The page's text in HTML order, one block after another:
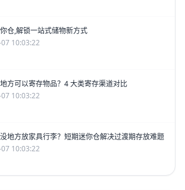
仓,解锁一站式储物新方式
10:03:22
方可以寄存物品？4 大类寄存渠道对比
10:03:22
地方放家具行李？短期迷你仓解决过渡期存放难题
10:03:22